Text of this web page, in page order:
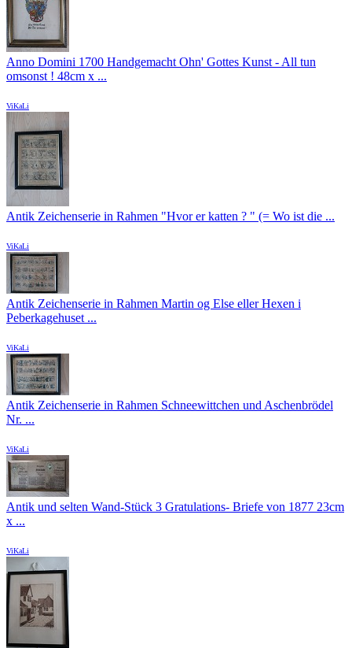
Anno Domini 1700 Handgemacht Ohn' Gottes Kunst - All tun
omsonst ! 48cm x ...
ViKaLi
Antik Zeichenserie in Rahmen "Hvor er katten ? " (= Wo ist die ...
ViKaLi
Antik Zeichenserie in Rahmen Martin og Else eller Hexen i
Peberkagehuset ...
ViKaLi
Antik Zeichenserie in Rahmen Schneewittchen und Aschenbrödel
Nr. ...
ViKaLi
Antik und selten Wand-Stück 3 Gratulations- Briefe von 1877 23cm
x ...
ViKaLi